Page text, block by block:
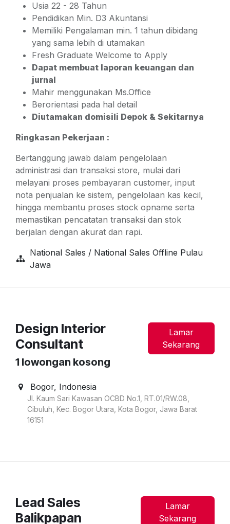
Usia 22 - 28 Tahun
Pendidikan Min. D3 Akuntansi
Memiliki Pengalaman min. 1 tahun dibidang
yang sama lebih di utamakan
Fresh Graduate Welcome to Apply
Dapat membuat laporan keuangan dan
jurnal
Mahir menggunakan Ms.Office
Berorientasi pada hal detail
Diutamakan domisili Depok & Sekitarnya
Ringkasan Pekerjaan :
Bertanggung jawab dalam pengelolaan
administrasi dan transaksi store, mulai dari
melayani proses pembayaran customer, input
nota penjualan ke sistem, pengelolaan kas kecil,
hingga membantu proses stock opname serta
memastikan pencatatan transaksi dan stok
berjalan dengan akurat dan rapi.
National Sales / National Sales Offline Pulau
Jawa
Design Interior
Consultant
Lamar
Sekarang
1 lowongan kosong
Bogor, Indonesia
Jl. Kaum Sari Kawasan OCBD No.1, RT.01/RW.08,
Cibuluh, Kec. Bogor Utara, Kota Bogor, Jawa Barat
16151
Lead Sales
Balikpapan
Lamar
Sekarang